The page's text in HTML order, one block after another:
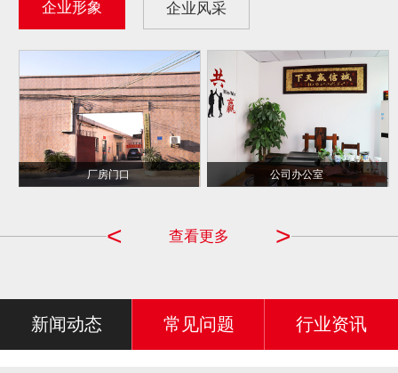
企业形象 企业风采
厂房门口 公司办公室
>
查看更多
<
千千合 CCTV ... 品牌商
新闻动态 常见问题 行业资讯